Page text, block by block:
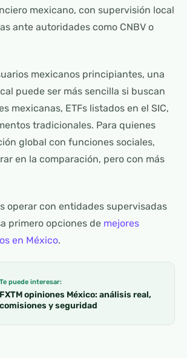
mexicano, con supervisión local
ante autoridades como CNBV o
mexicanos principiantes, una
puede ser más sencilla si buscan
mexicanas, ETFs listados en el SIC,
tradicionales. Para quienes
global con funciones sociales,
en la comparación, pero con más
operar con entidades supervisadas
primero opciones de mejores
en México.
Te puede interesar:
FXTM opiniones México: análisis real,
comisiones y seguridad